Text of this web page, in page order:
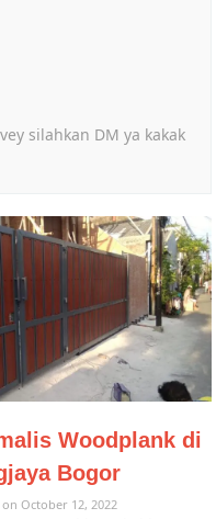
silahkan DM ya kakak
Woodplank di
Bogor
on October 12, 2022